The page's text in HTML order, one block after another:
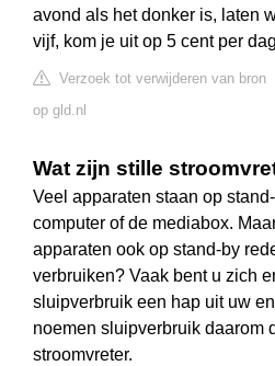
avond als het donker is, laten
vijf, kom je uit op 5 cent per
Verzoek tot verwijderen van bron
op gld.nl
Wat zijn stille
Veel apparaten staan op
computer of de mediabox.
apparaten ook op stand-by
verbruiken? Vaak bent u zich
sluipverbruik een hap uit uw
noemen sluipverbruik daarom
stroomvreter.